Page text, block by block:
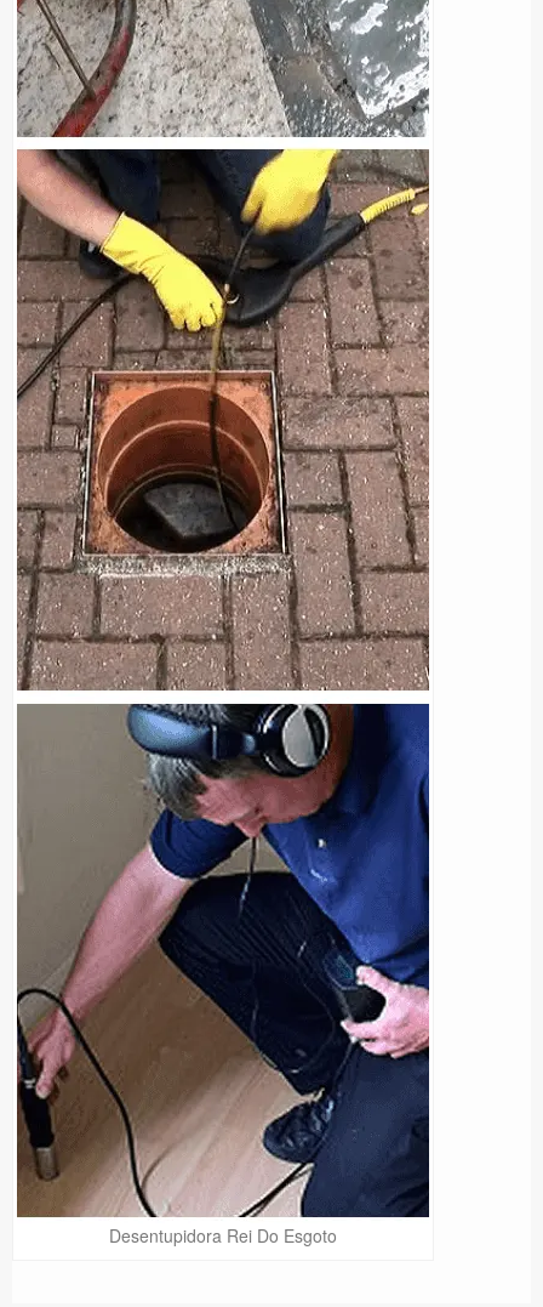
Desentupidora Rei Do EsgotoPrecisa de Ajuda?